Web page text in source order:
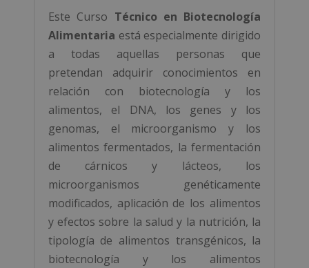
Este Curso Técnico en Biotecnología
Alimentaria está especialmente dirigido
a todas aquellas personas que
pretendan adquirir conocimientos en
relación con biotecnología y los
alimentos, el DNA, los genes y los
genomas, el microorganismo y los
alimentos fermentados, la fermentación
de cárnicos y lácteos, los
microorganismos genéticamente
modificados, aplicación de los alimentos
y efectos sobre la salud y la nutrición, la
tipología de alimentos transgénicos, la
biotecnología y los alimentos